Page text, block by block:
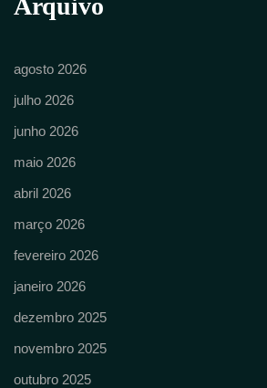
agosto 2026
julho 2026
junho 2026
maio 2026
abril 2026
março 2026
fevereiro 2026
janeiro 2026
dezembro 2025
novembro 2025
outubro 2025